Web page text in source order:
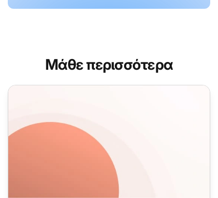
Μάθε περισσότερα
Μελέτη Περίπτωσης Πρότυπα Email